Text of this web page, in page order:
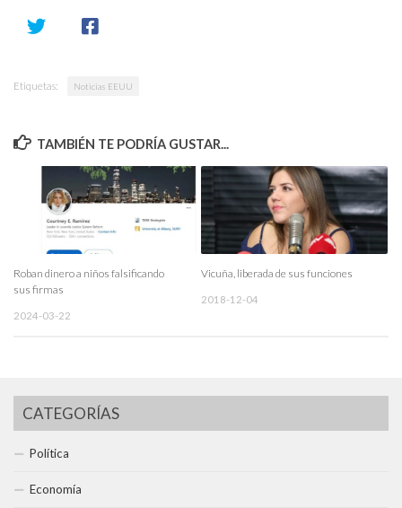
Etiquetas: Noticias EEUU
TAMBIÉN TE PODRÍA GUSTAR...
Roban dinero a niños falsificando
sus firmas
2024-03-22
Vicuña, liberada de sus funciones
2018-12-04
CATEGORÍAS
Política
Economía